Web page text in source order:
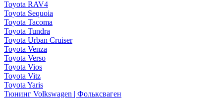
Toyota RAV4
Toyota Sequoia
Toyota Tacoma
Toyota Tundra
Toyota Urban Cruiser
Toyota Venza
Toyota Verso
Toyota Vios
Toyota Vitz
Toyota Yaris
Тюнинг Volkswagen | Фольксваген